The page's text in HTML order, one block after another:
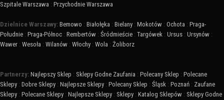
Szpitale Warszawa : Przychodnie Warszawa
Dzielnice Warszawy: Bemowo : Białołęka : Bielany : Mokotów : Ochota : Praga-
Południe : Praga-Północ : Rembertów : Śródmieście : Targówek : Ursus : Ursynów :
Wawer : Wesoła : Wilanów : Włochy : Wola : Żoliborz
Partnerzy: Najlepszy Sklep : Sklepy Godne Zaufania : Polecany Sklep : Polecane
Sklepy : Dobre Sklepy : Najlepsze Sklepy : Polecany Sklep : Śląsk : Poznań : Zaufane
Sklepy : Polecane Sklepy : Najlepsze Sklepy : Sklepy : Katalog Sklepów : Sklepy Godne